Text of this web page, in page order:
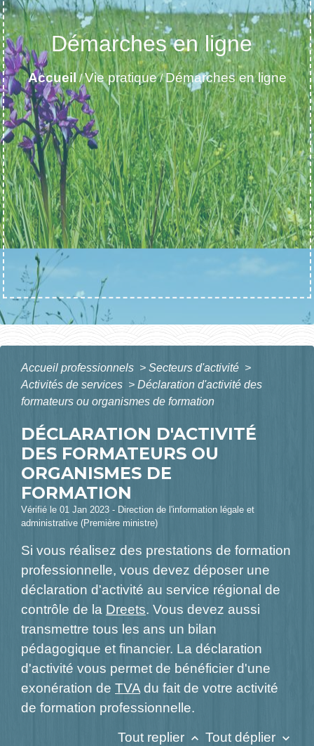
Démarches en ligne
Accueil /Vie pratique/Démarches en ligne
Accueil professionnels > Secteurs d'activité >
Activités de services > Déclaration d'activité des
formateurs ou organismes de formation
DÉCLARATION D'ACTIVITÉ
DES FORMATEURS OU
ORGANISMES DE
FORMATION
Vérifié le 01 Jan 2023 - Direction de l'information légale et
administrative (Première ministre)
Si vous réalisez des prestations de formation
professionnelle, vous devez déposer une
déclaration d'activité au service régional de
contrôle de la Dreets. Vous devez aussi
transmettre tous les ans un bilan
pédagogique et financier. La déclaration
d'activité vous permet de bénéficier d'une
exonération de TVAdu fait de votre activité
de formation professionnelle.
Tout replier keyboard_arrow_up Tout déplier keyboard_arrow_down